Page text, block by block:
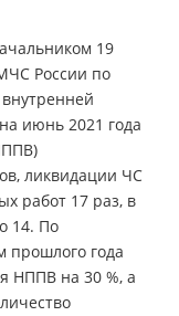
19
России по
июнь 2021 года
ликвидации ЧС
работ 17 раз, в
14. По
прошлого года
НППВ на 30 %, а